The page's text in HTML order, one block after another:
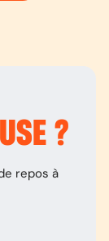
?
repos à